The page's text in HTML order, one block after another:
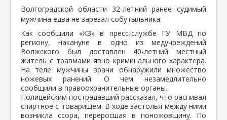
Волгоградской области 32-летний ранее судимый
мужчина едва не зарезал собутыльника.
Как сообщили «КЗ» в пресс-службе ГУ МВД по
региону, накануне в одно из медучреждений
Волжского был доставлен 40-летний местный
житель с травмами явно криминального характера.
На теле мужчины врачи обнаружили множество
ножевых ранений. О чем незамедлительно
сообщили в правоохранительные органы.
Полицейским пострадавший рассказал, что распивал
спиртное с товарищем. В ходе застолья между ними
возникла ссора, переросшая в поножовщину. По